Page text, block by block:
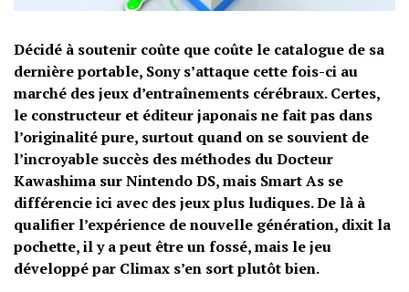
Décidé à soutenir coûte que coûte le catalogue de sa
dernière portable, Sony s’attaque cette fois-ci au
marché des jeux d’entraînements cérébraux. Certes,
le constructeur et éditeur japonais ne fait pas dans
l’originalité pure, surtout quand on se souvient de
l’incroyable succès des méthodes du Docteur
Kawashima sur Nintendo DS, mais Smart As se
différencie ici avec des jeux plus ludiques. De là à
qualifier l’expérience de nouvelle génération, dixit la
pochette, il y a peut être un fossé, mais le jeu
développé par Climax s’en sort plutôt bien.